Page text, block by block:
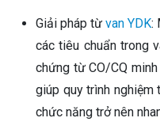
Giải pháp từ van YDK:
các tiêu chuẩn trong
chứng từ CO/CQ
giúp quy trình nghiệm
chức năng trở nên